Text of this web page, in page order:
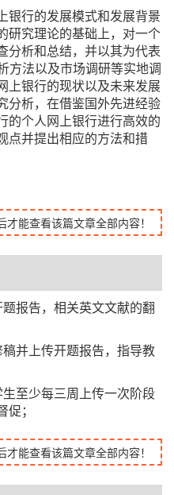
银行的发展模式和发展背景
研究理论的基础上，对一个
分析和总结，并以其为代表
方法以及市场调研等实地调
上银行的现状以及未来发展
分析，在借鉴国外先进经验
的个人网上银行进行高效的
点并提出相应的方法和措
能查看该篇文章全部内容！
报告，相关英文文献的翻
并上传开题报告，指导教
至少每三周上传一次阶段
；
能查看该篇文章全部内容！